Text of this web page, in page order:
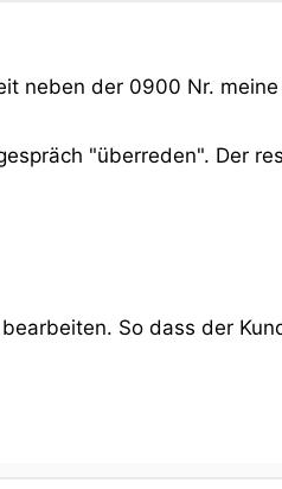
neben der 0900 Nr. meine
"überreden". Der
So dass der